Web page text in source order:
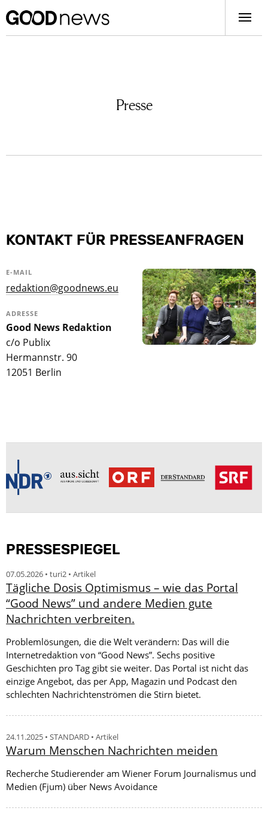
Presse
KONTAKT FÜR PRESSEANFRAGEN
E-MAIL
redaktion@goodnews.eu
ADRESSE
Good News Redaktion
c/o Publix
Hermannstr. 90
12051 Berlin
PRESSESPIEGEL
07.05.2026 • turi2 • Artikel
Tägliche Dosis Optimismus – wie das Portal
“Good News” und andere Medien gute
Nachrichten verbreiten.
Problemlösungen, die die Welt verändern: Das will die
Internetredaktion von “Good News”. Sechs positive
Geschichten pro Tag gibt sie weiter. Das Portal ist nicht das
einzige Angebot, das per App, Magazin und Podcast den
schlechten Nachrichtenströmen die Stirn bietet.
24.11.2025 • STANDARD • Artikel
Warum Menschen Nachrichten meiden
Recherche Studierender am Wiener Forum Journalismus und
Medien (Fjum) über News Avoidance